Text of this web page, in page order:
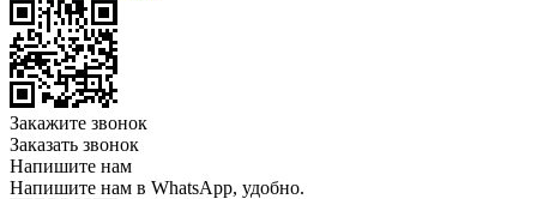
Закажите звонок
Заказать звонок
Напишите нам
Напишите нам в WhatsApp, удобно.